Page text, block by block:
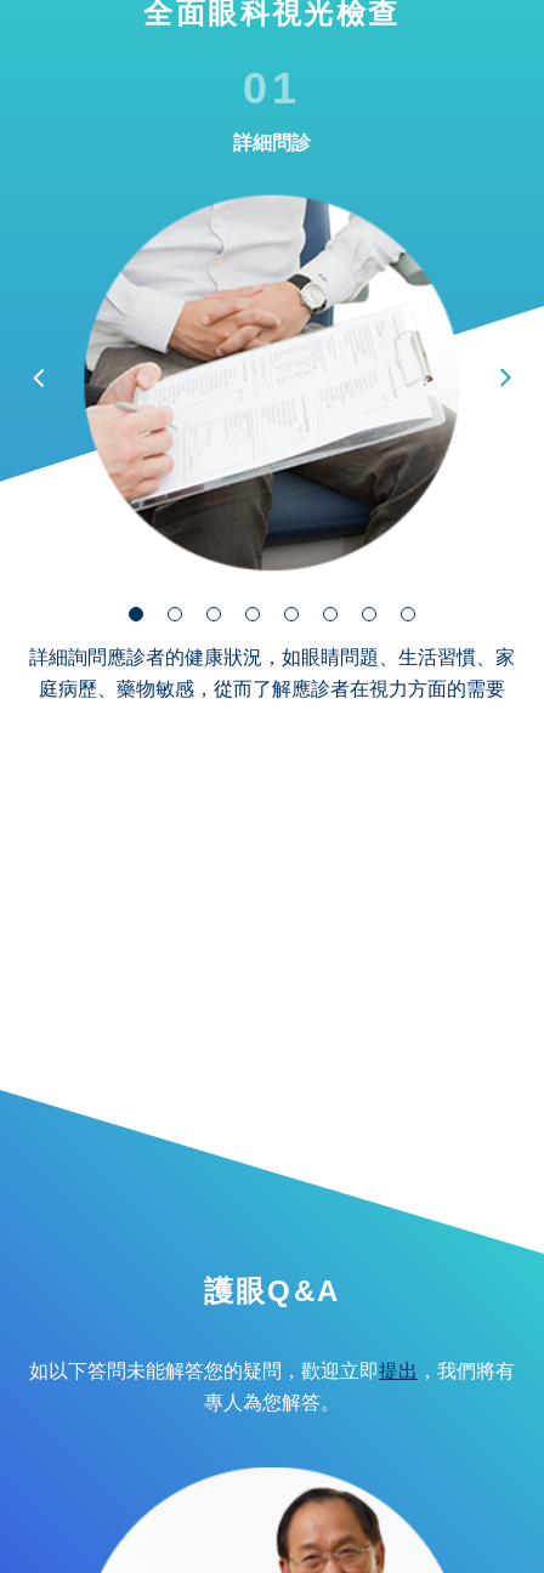
全面眼科視光檢查
01
詳細問診
詳細詢問應診者的健康狀況，如眼睛問題、生活習慣、家
庭病歷、藥物敏感，從而了解應診者在視力方面的需要
護眼Q&A
如以下答問未能解答您的疑問，歡迎立即提出 ，我們將有
專人為您解答。